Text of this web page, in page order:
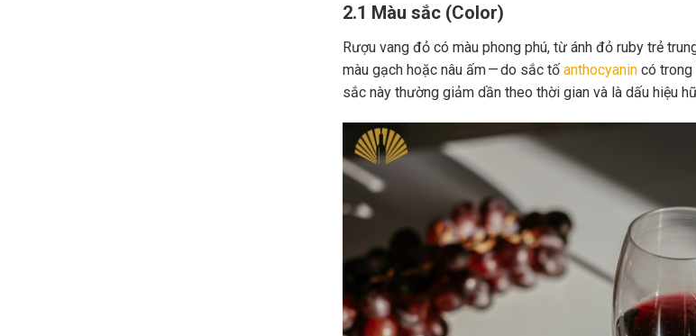
2.1 Màu sắc (Color)
Rượu vang đỏ có màu phong phú, từ ánh đỏ ruby trẻ
màu gạch hoặc nâu ấm — do sắc tố anthocyanincó trong
sắc này thường giảm dần theo thời gian và là dấu hiệu